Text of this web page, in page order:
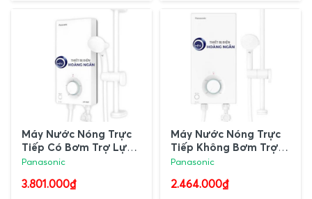
Máy Nước Nóng Trực
Tiếp Có Bơm Trợ Lực
V - Series DH-4VP1VW
Panasonic
3.801.000₫
Máy Nước Nóng Trực
Tiếp Không Bơm Trợ
Lực V - Series DH-
Panasonic
2.464.000₫